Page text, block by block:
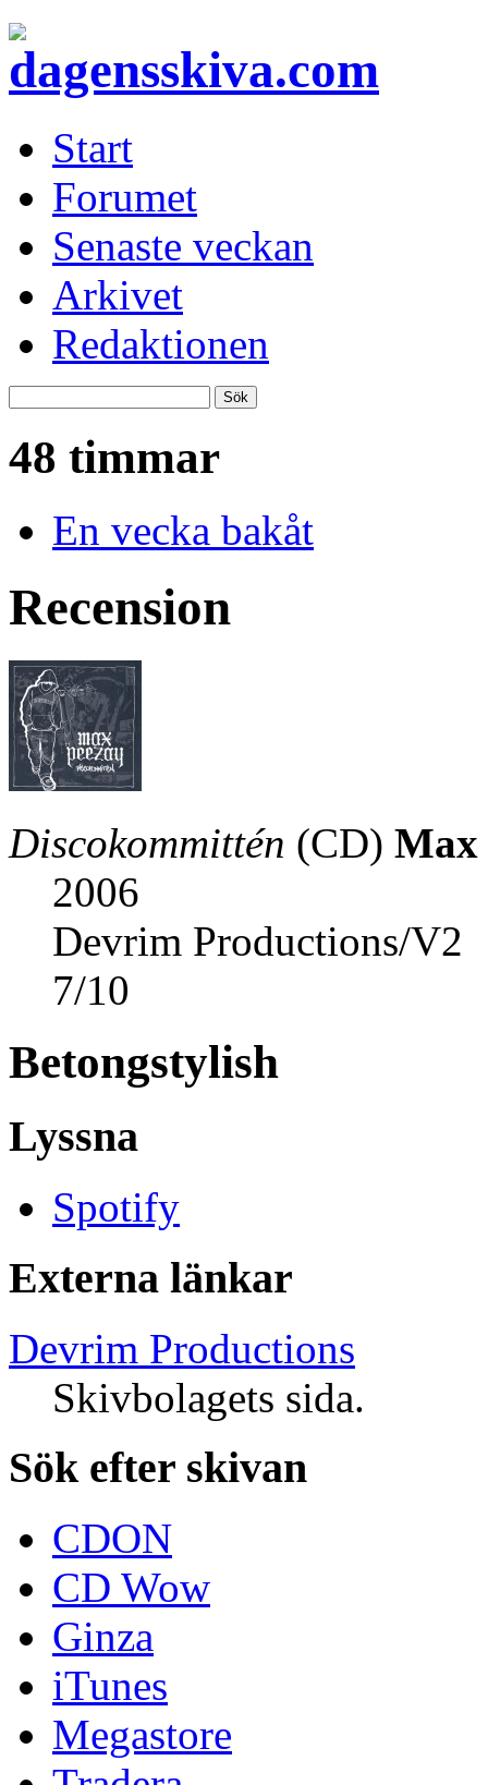
Start
Forumet
Senaste veckan
Arkivet
Redaktionen
48 timmar
En vecka bakåt
Recension
Discokommittén (CD) Max
2006
Devrim Productions/V2
7/10
Betongstylish
Lyssna
Spotify
Externa länkar
Devrim Productions
Skivbolagets sida.
Sök efter skivan
CDON
CD Wow
Ginza
iTunes
Megastore